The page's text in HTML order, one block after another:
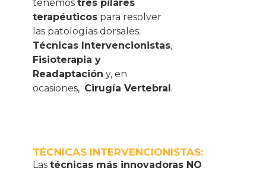
tenemos tres pilares
terapéuticos para resolver
las patologías dorsales:
Técnicas Intervencionistas,
Fisioterapia y
Readaptación y, en
ocasiones, Cirugía Vertebral .
TÉCNICAS INTERVENCIONISTAS:
Las técnicas más innovadoras NO